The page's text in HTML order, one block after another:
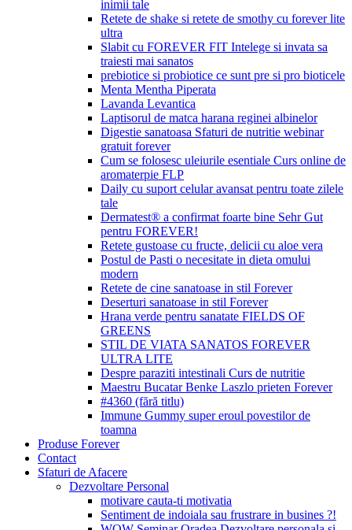
inimii tale
Retete de shake si retete de smothy cu forever lite
ultra
Slabit cu FOREVER FIT Intelege si invata sa
traiesti mai sanatos
prebiotice si probiotice ce sunt pre si pro bioticele
Menta Mentha Piperata
Lavanda Levantica
Laptisorul de matca harana reginei albinelor
Digestie sanatoasa Sfaturi de nutritie webinar
gratuit forever
Cum se folosesc uleiurile esentiale Curs online de
aromaterpie FLP
Daily cu suport celular avansat pentru toate zilele
tale
Dermatest® a confirmat foarte bine Sehr Gut
pentru FOREVER!
Retete gustoase cu fructe, delicii cu aloe vera
Postul de Pasti o necesitate in dieta omului
modern
Retete de cine sanatoase in stil Forever
Deserturi sanatoase in stil Forever
Hrana verde pentru sanatate FIELDS OF
GREENS
STIL DE VIATA SANATOS FOREVER
ULTRA LITE
Despre paraziti intestinali Curs de nutritie
Maestru Bucatar Benke Laszlo prieten Forever
#4360 (fără titlu)
Immune Gummy super eroul povestilor de
toamna
Produse Forever
Contact
Sfaturi de Afacere
Dezvoltare Personal
motivare cauta-ti motivatia
Sentiment de indoiala sau frustrare in busines ?!